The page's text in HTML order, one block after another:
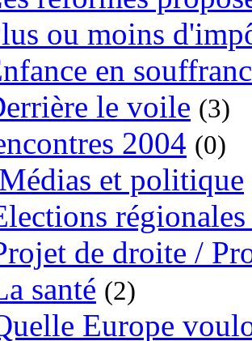
ou moins
en
le voile (3)
2004 (0)
et politique
régionales
de droite /
santé (2)
Europe